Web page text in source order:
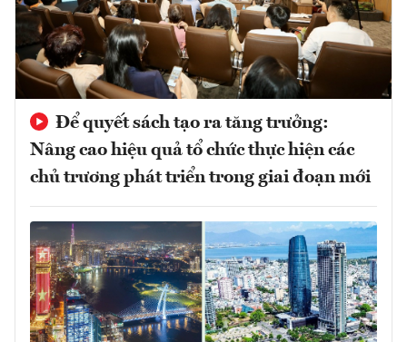
Để quyết sách tạo ra tăng trưởng:
Nâng cao hiệu quả tổ chức thực hiện các
chủ trương phát triển trong giai đoạn mới